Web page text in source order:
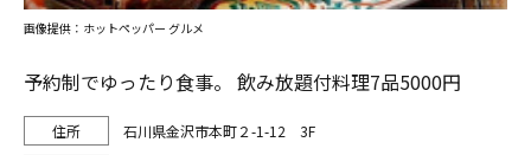
予約制でゆったり食事。 飲み放題付料理7品5000円
石川県金沢市本町２-1-12 3F
画像提供：ホットペッパー グルメ